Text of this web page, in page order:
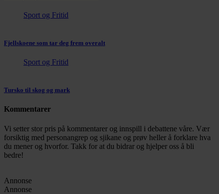
Sport og Fritid
Fjellskoene som tar deg frem overalt
Sport og Fritid
Tursko til skog og mark
Kommentarer
Vi setter stor pris på kommentarer og innspill i debattene våre. Vær
forsiktig med personangrep og sjikane og prøv heller å forklare hva
du mener og hvorfor. Takk for at du bidrar og hjelper oss å bli
bedre!
Annonse
Annonse